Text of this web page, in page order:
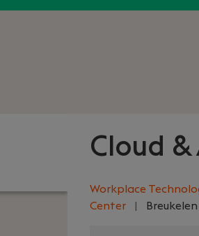
Cloud &
Workplace
Center
Breukelen